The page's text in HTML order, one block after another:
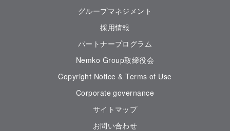
グループマネジメント
採用情報
パートナープログラム
Nemko Group取締役会
Copyright Notice & Terms of Use
Corporate governance
サイトマップ
お問い合わせ